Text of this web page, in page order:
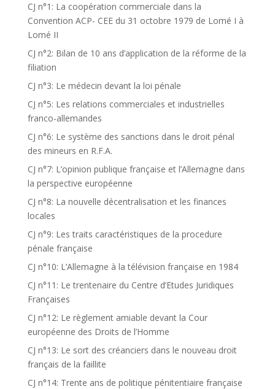
CJ n°1: La coopération commerciale dans la
Convention ACP- CEE du 31 octobre 1979 de Lomé I à
Lomé II
CJ n°2: Bilan de 10 ans d’application de la réforme de la
filiation
CJ n°3: Le médecin devant la loi pénale
CJ n°5: Les relations commerciales et industrielles
franco-allemandes
CJ n°6: Le système des sanctions dans le droit pénal
des mineurs en R.F.A.
CJ n°7: L’opinion publique française et l’Allemagne dans
la perspective européenne
CJ n°8: La nouvelle décentralisation et les finances
locales
CJ n°9: Les traits caractéristiques de la procedure
pénale française
CJ n°10: L’Allemagne à la télévision française en 1984
CJ n°11: Le trentenaire du Centre d’Etudes Juridiques
Françaises
CJ n°12: Le règlement amiable devant la Cour
européenne des Droits de l’Homme
CJ n°13: Le sort des créanciers dans le nouveau droit
français de la faillite
CJ n°14: Trente ans de politique pénitentiaire française